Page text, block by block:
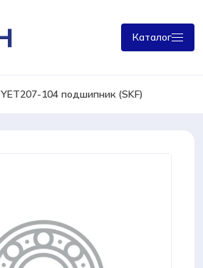
Каталог
YET207-104 подшипник (SKF)